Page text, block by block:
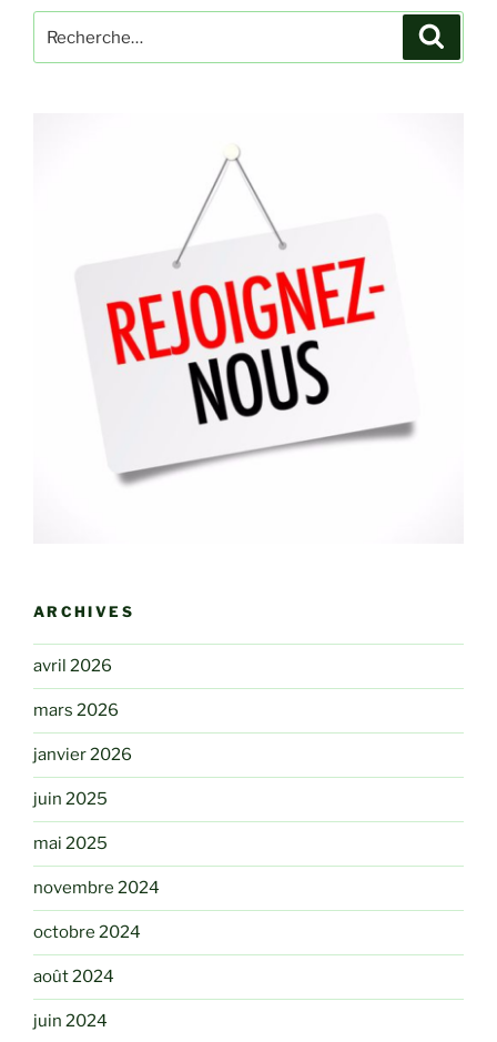
pour
ARCHIVES
avril 2026
mars 2026
janvier 2026
juin 2025
mai 2025
novembre 2024
octobre 2024
août 2024
juin 2024